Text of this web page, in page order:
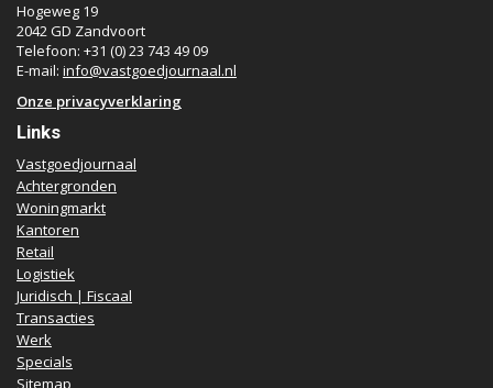
Hogeweg 19
2042 GD Zandvoort
Telefoon: +31 (0) 23 743 49 09
E-mail: info@vastgoedjournaal.nl
Onze privacyverklaring
Links
Vastgoedjournaal
Achtergronden
Woningmarkt
Kantoren
Retail
Logistiek
Juridisch | Fiscaal
Transacties
Werk
Specials